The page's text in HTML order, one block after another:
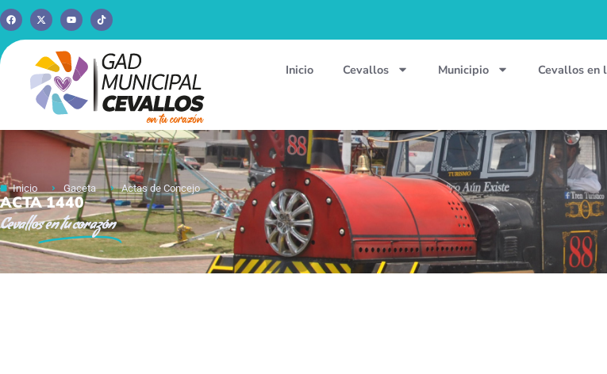
Inicio Cevallos Municipio Cevallos en
Inicio Gaceta Actas de Concejo
ACTA 1440
Cevallosen tu corazón